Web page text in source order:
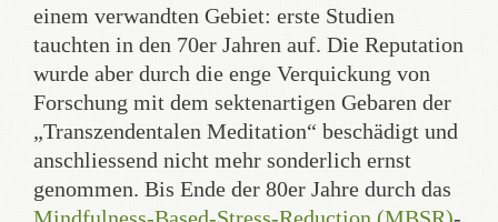
einem verwandten Gebiet: erste Studien
tauchten in den 70er Jahren auf. Die Reputation
wurde aber durch die enge Verquickung von
Forschung mit dem sektenartigen Gebaren der
„Transzendentalen Meditation“ beschädigt und
anschliessend nicht mehr sonderlich ernst
genommen. Bis Ende der 80er Jahre durch das